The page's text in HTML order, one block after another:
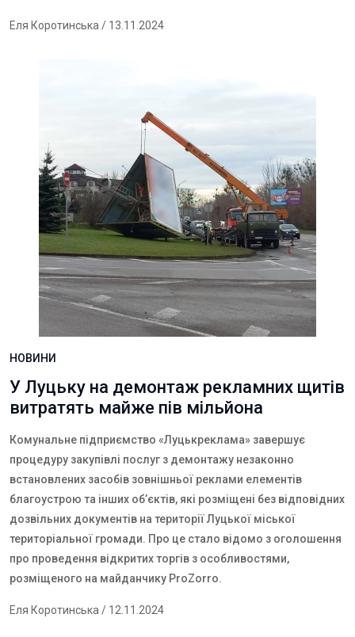
Еля Коротинська / 13.11.2024
НОВИНИ
У Луцьку на демонтаж рекламних щитів
витратять майже пів мільйона
Комунальне підприємство «Луцькреклама» завершує
процедуру закупівлі послуг з демонтажу незаконно
встановлених засобів зовнішньої реклами елементів
благоустрою та інших об’єктів, які розміщені без відповідних
дозвільних документів на території Луцької міської
територіальної громади. Про це стало відомо з оголошення
про проведення відкритих торгів з особливостями,
розміщеного на майданчику ProZorro.
Еля Коротинська / 12.11.2024